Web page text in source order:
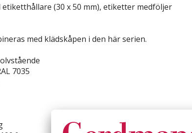
(30 x 50 mm), etiketter medföljer
med klädskåpen i den här serien.
7035